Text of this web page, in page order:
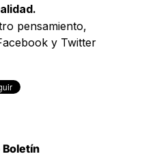
pensamiento,
y Twitter
Boletín